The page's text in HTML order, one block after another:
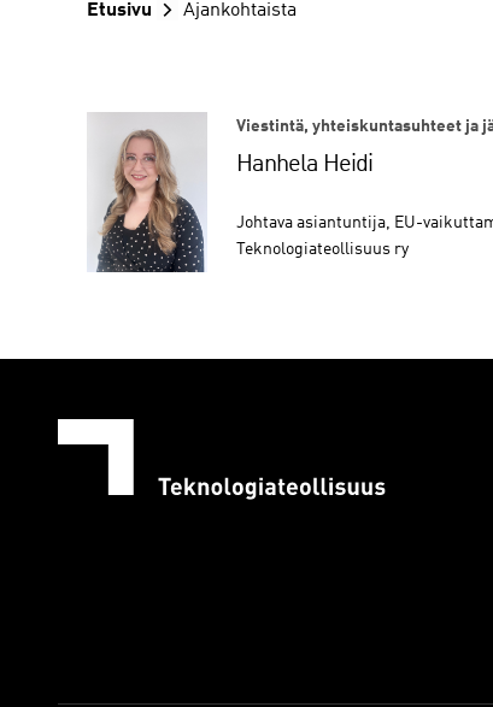
Etusivu Ajankohtaista
Viestintä, yhteiskuntasuhteet ja
Hanhela Heidi
Johtava asiantuntija, EU-
Teknologiateollisuus ry